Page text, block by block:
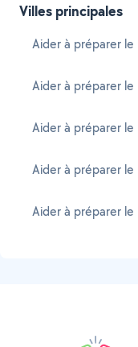
Villes principales
Aider à préparer le
Aider à préparer
Aider à préparer
Aider à préparer le
Aider à préparer